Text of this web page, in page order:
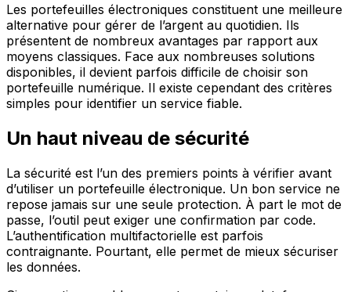
Les portefeuilles électroniques constituent une meilleure
alternative pour gérer de l’argent au quotidien. Ils
présentent de nombreux avantages par rapport aux
moyens classiques. Face aux nombreuses solutions
disponibles, il devient parfois difficile de choisir son
portefeuille numérique. Il existe cependant des critères
simples pour identifier un service fiable.
Un haut niveau de sécurité
La sécurité est l’un des premiers points à vérifier avant
d’utiliser un portefeuille électronique. Un bon service ne
repose jamais sur une seule protection. À part le mot de
passe, l’outil peut exiger une confirmation par code.
L’authentification multifactorielle est parfois
contraignante. Pourtant, elle permet de mieux sécuriser
les données.